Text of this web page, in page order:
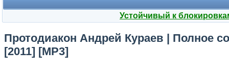
Устойчивый к
Протодиакон Андрей Кураев | Полное
[2011] [MP3]